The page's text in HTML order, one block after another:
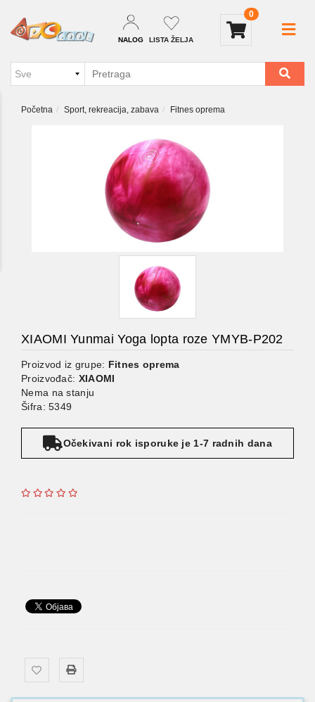
NALOG LISTA ŽELJA
0
Početna Sport, rekreacija, zabava Fitnes oprema
XIAOMI Yunmai Yoga lopta roze YMYB-P202
Proizvod iz grupe: Fitnes oprema
Proizvođač: XIAOMI
Nema na stanju
Šifra: 5349
Očekivani rok isporuke je 1-7 radnih dana